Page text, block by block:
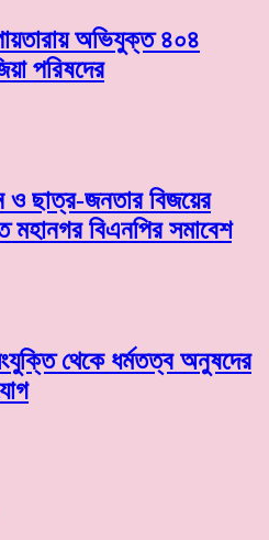
অভিযুক্ত ৪০৪
পরিষদের
ও ছাত্র-জনতার বিজয়ের
মহানগর বিএনপির সমাবেশ
থেকে ধর্মতত্ব অনুষদের